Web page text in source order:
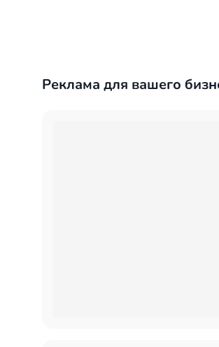
Реклама для вашего